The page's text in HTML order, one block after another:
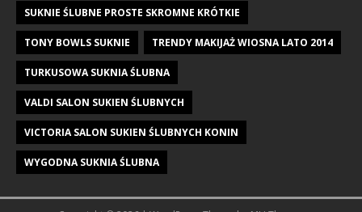
SUKNIE ŚLUBNE PROSTE SKROMNE KRÓTKIE
TONY BOWLS SUKNIE TRENDY MAKIJAŻ WIOSNA LATO 2014
TURKUSOWA SUKNIA ŚLUBNA
VALDI SALON SUKIEN ŚLUBNYCH
VICTORIA SALON SUKIEN ŚLUBNYCH KONIN
WYGODNA SUKNIA ŚLUBNA